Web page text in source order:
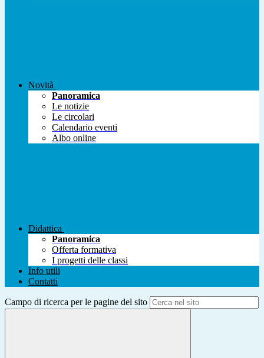
Novità
Panoramica
Le notizie
Le circolari
Calendario eventi
Albo online
Didattica
Panoramica
Offerta formativa
I progetti delle classi
Info utili
Contatti
Campo di ricerca per le pagine del sito